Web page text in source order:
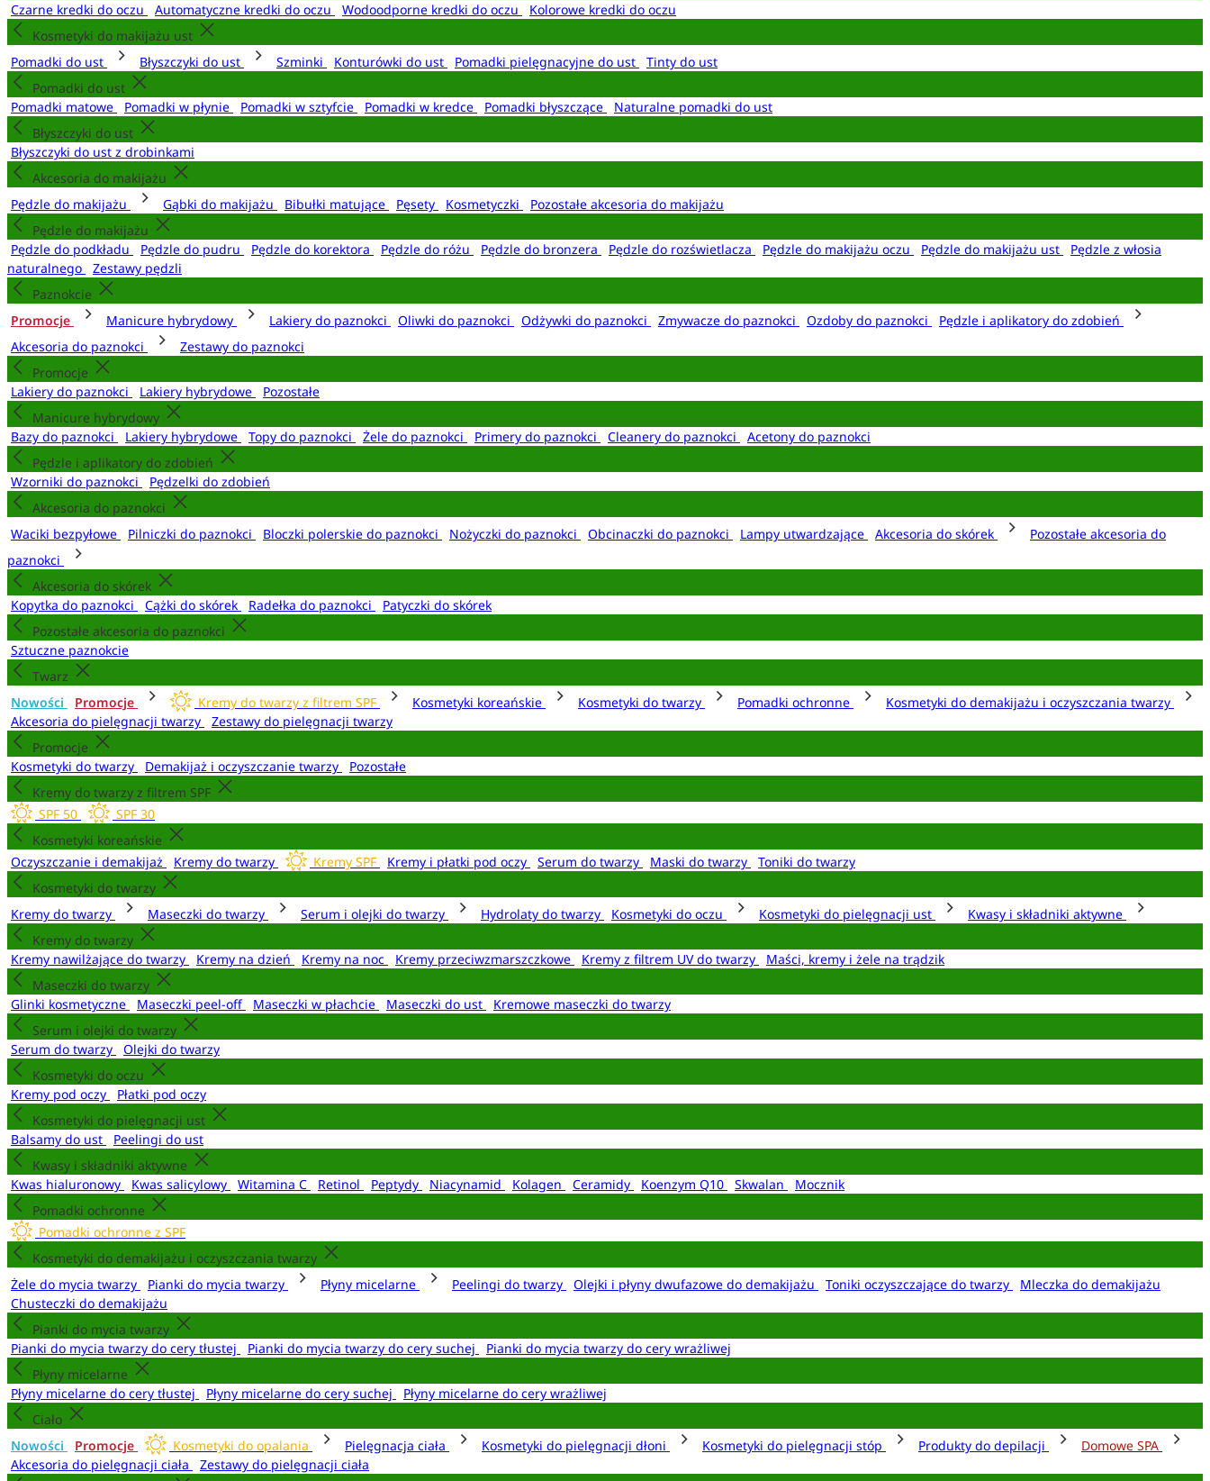
Czarne kredki do oczu
Automatyczne kredki do oczu Wodoodporne kredki do oczu
Kolorowe kredki do oczu
Kosmetyki do makijażu ust
Pomadki do ust
Błyszczyki do ust Szminki Konturówki do ust Pomadki pielęgnacyjne do ust
Tinty do ust
Pomadki do ust
Pomadki matowe
Pomadki w płynie Pomadki w sztyfcie Pomadki w kredce Pomadki błyszczące
Naturalne pomadki do ust
Błyszczyki do ust
Błyszczyki do ust z drobinkami
Akcesoria do makijażu
Pędzle do makijażu
Gąbki do makijażu Bibułki matujące Pęsety Kosmetyczki
Pozostałe akcesoria do makijażu
Pędzle do makijażu
Pędzle do podkładu
Pędzle do pudru Pędzle do korektora Pędzle do różu Pędzle do bronzera Pędzle do rozświetlacza Pędzle do makijażu oczu Pędzle do makijażu ust
Pędzle z włosia
naturalnego
Zestawy pędzli
Paznokcie
Promocje
Manicure hybrydowy Lakiery do paznokci Oliwki do paznokci Odżywki do paznokci Zmywacze do paznokci Ozdoby do paznokci
Pędzle i aplikatory do zdobień
Akcesoria do paznokci
Zestawy do paznokci
Promocje
Lakiery do paznokci
Lakiery hybrydowe
Pozostałe
Manicure hybrydowy
Bazy do paznokci
Lakiery hybrydowe Topy do paznokci Żele do paznokci Primery do paznokci Cleanery do paznokci
Acetony do paznokci
Pędzle i aplikatory do zdobień
Wzorniki do paznokci
Pędzelki do zdobień
Akcesoria do paznokci
Waciki bezpyłowe
Pilniczki do paznokci Bloczki polerskie do paznokci Nożyczki do paznokci Obcinaczki do paznokci Lampy utwardzające Akcesoria do skórek
Pozostałe akcesoria do
paznokci
Akcesoria do skórek
Kopytka do paznokci
Cążki do skórek Radełka do paznokci
Patyczki do skórek
Pozostałe akcesoria do paznokci
Sztuczne paznokcie
Twarz
Nowości
Promocje Kremy do twarzy z filtrem SPF Kosmetyki koreańskie Kosmetyki do twarzy Pomadki ochronne
Kosmetyki do demakijażu i oczyszczania twarzy
Akcesoria do pielęgnacji twarzy
Zestawy do pielęgnacji twarzy
Promocje
Kosmetyki do twarzy
Demakijaż i oczyszczanie twarzy
Pozostałe
Kremy do twarzy z filtrem SPF
SPF 50
SPF 30
Kosmetyki koreańskie
Oczyszczanie i demakijaż
Kremy do twarzy Kremy SPF Kremy i płatki pod oczy Serum do twarzy Maski do twarzy
Toniki do twarzy
Kosmetyki do twarzy
Kremy do twarzy
Maseczki do twarzy Serum i olejki do twarzy Hydrolaty do twarzy Kosmetyki do oczu Kosmetyki do pielęgnacji ust
Kwasy i składniki aktywne
Kremy do twarzy
Kremy nawilżające do twarzy
Kremy na dzień Kremy na noc Kremy przeciwzmarszczkowe Kremy z filtrem UV do twarzy
Maści, kremy i żele na trądzik
Maseczki do twarzy
Glinki kosmetyczne
Maseczki peel-off Maseczki w płachcie Maseczki do ust
Kremowe maseczki do twarzy
Serum i olejki do twarzy
Serum do twarzy
Olejki do twarzy
Kosmetyki do oczu
Kremy pod oczy
Płatki pod oczy
Kosmetyki do pielęgnacji ust
Balsamy do ust
Peelingi do ust
Kwasy i składniki aktywne
Kwas hialuronowy
Kwas salicylowy Witamina C Retinol Peptydy Niacynamid Kolagen Ceramidy Koenzym Q10 Skwalan
Mocznik
Pomadki ochronne
Pomadki ochronne z SPF
Kosmetyki do demakijażu i oczyszczania twarzy
Żele do mycia twarzy
Pianki do mycia twarzy Płyny micelarne Peelingi do twarzy Olejki i płyny dwufazowe do demakijażu Toniki oczyszczające do twarzy
Mleczka do demakijażu
Chusteczki do demakijażu
Pianki do mycia twarzy
Pianki do mycia twarzy do cery tłustej
Pianki do mycia twarzy do cery suchej
Pianki do mycia twarzy do cery wrażliwej
Płyny micelarne
Płyny micelarne do cery tłustej
Płyny micelarne do cery suchej
Płyny micelarne do cery wrażliwej
Ciało
Nowości
Promocje Kosmetyki do opalania Pielęgnacja ciała Kosmetyki do pielęgnacji dłoni Kosmetyki do pielęgnacji stóp Produkty do depilacji
Domowe SPA
Akcesoria do pielęgnacji ciała
Zestawy do pielęgnacji ciała